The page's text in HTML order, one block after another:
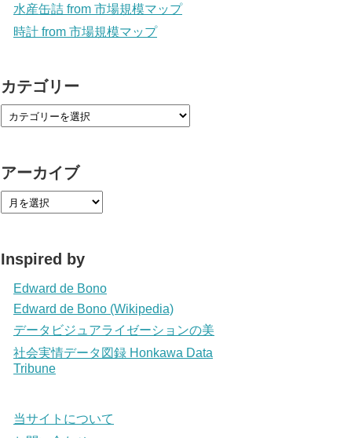
水産缶詰 from 市場規模マップ
時計 from 市場規模マップ
カテゴリー
アーカイブ
Inspired by
Edward de Bono
Edward de Bono (Wikipedia)
データビジュアライゼーションの美
社会実情データ図録 Honkawa Data
Tribune
当サイトについて